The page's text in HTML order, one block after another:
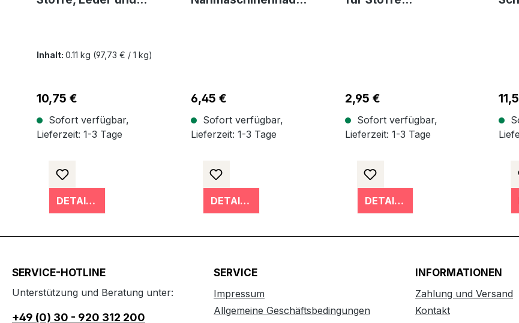
st transparent und
Inhalt: 0.11 kg (97,73 € / 1 kg)
Regulärer Preis:
10,75 €
Sofort verfügbar,
Lieferzeit: 1-3 Tage
DETAILS
Regulärer Preis:
6,45 €
Sofort verfügbar,
Lieferzeit: 1-3 Tage
DETAILS
Regulärer Preis:
2,95 €
Sofort verfügbar,
Lieferzeit: 1-3 Tage
DETAILS
SERVICE-HOTLINE
Unterstützung und Beratung unter:
+49 (0) 30 - 920 312 200
SERVICE
Impressum
Allgemeine Geschäftsbedingungen
INFORMATIONEN
Zahlung und Versand
Kontakt